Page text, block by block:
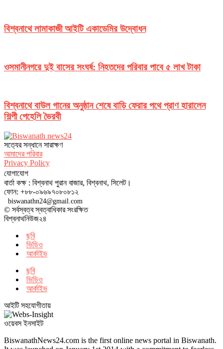
বিশ্বনাথে লামাকাজী আইটি একাডেমির উদ্বোধন
ওসমানীনগরে দুই বাসের সংঘর্ষ: নিহতদের পরিবার পাবে ৫ লাখ টাকা
বিশ্বনাথে বাউল গানের অনুষ্ঠান শেষে বাড়ি ফেরার পথে প্রাণ হারালেন
শিল্পী পেহেলি ভৈরবী
সত‌্যের সন্ধানে সারাক্ষণ
আমাদের পরিবার
Privacy Policy
যোগাযোগ
বার্তা কক্ষ : বিশ্বনাথ পুরান বাজার, বিশ্বনাথ, সিলেট।
ফোন: +৮৮-০৯৬৯৭০৮০৮১২
biswanathn24@gmail.com
© সর্বস্বত্ব স্বত্বাধিকার সংরক্ষিত
বিশ্বনাথনিউজ২৪
ছবি
ভিডিও
আর্কাইভ
ছবি
ভিডিও
আর্কাইভ
আইটি সহযোগীতায়
ওয়েবস ইনসাইট
BiswanathNews24.com is the first online news portal in Biswanath.